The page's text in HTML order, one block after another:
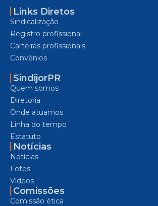
Links Diretos
Sindicalização
Registro profissional
Carteiras profissionais
Convênios
SindijorPR
Quem somos
Diretoria
Onde atuamos
Linha do tempo
Estatuto
Notícias
Notícias
Fotos
Vídeos
Comissões
Comissão ética